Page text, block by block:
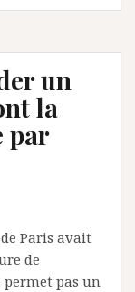
un
la
par
Paris avait
de
pas un